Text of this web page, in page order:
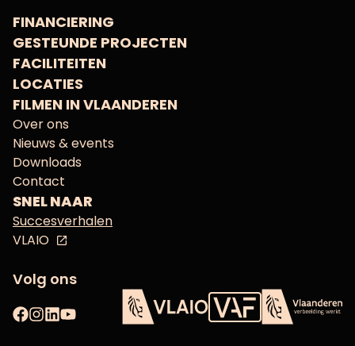
FINANCIERING
GESTEUNDE PROJECTEN
FACILITEITEN
LOCATIES
FILMEN IN VLAANDEREN
Over ons
Nieuws & events
Downloads
Contact
SNEL NAAR
Succesverhalen
VLAIO
Volg ons
Facebook
Instagram
LinkedIn
YouTube
Vlaams Audiovisueel